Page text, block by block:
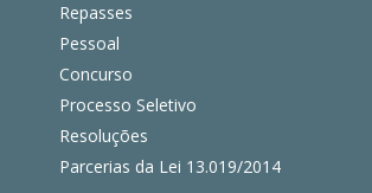
Repasses
Pessoal
Concurso
Processo Seletivo
Resoluções
Parcerias da Lei 13.019/2014